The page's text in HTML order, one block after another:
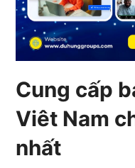
Cung cấp
Viêt Nam
nhất